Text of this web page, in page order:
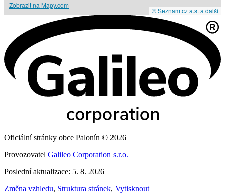
Zobrazit na Mapy.com
© Seznam.cz a.s. a další
Oficiální stránky obce Palonín © 2026
Provozovatel Galileo Corporation s.r.o.
Poslední aktualizace: 5. 8. 2026
Změna vzhledu, Struktura stránek, Vytisknout